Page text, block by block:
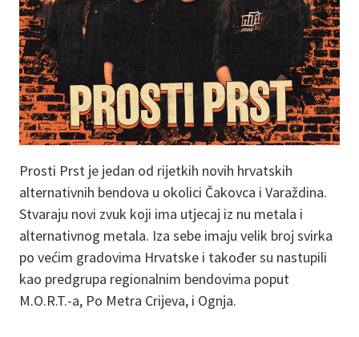
Prosti Prst je jedan od rijetkih novih hrvatskih
alternativnih bendova u okolici Čakovca i Varaždina.
Stvaraju novi zvuk koji ima utjecaj iz nu metala i
alternativnog metala. Iza sebe imaju velik broj svirka
po većim gradovima Hrvatske i također su nastupili
kao predgrupa regionalnim bendovima poput
M.O.R.T.-a, Po Metra Crijeva, i Ognja.